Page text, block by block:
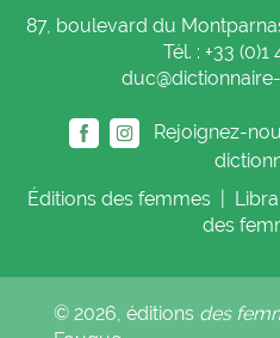
87, boulevard du
Tél. : +33 (0)1
Rejoignez-
Éditions des femmes
des
© 2026, éditions des